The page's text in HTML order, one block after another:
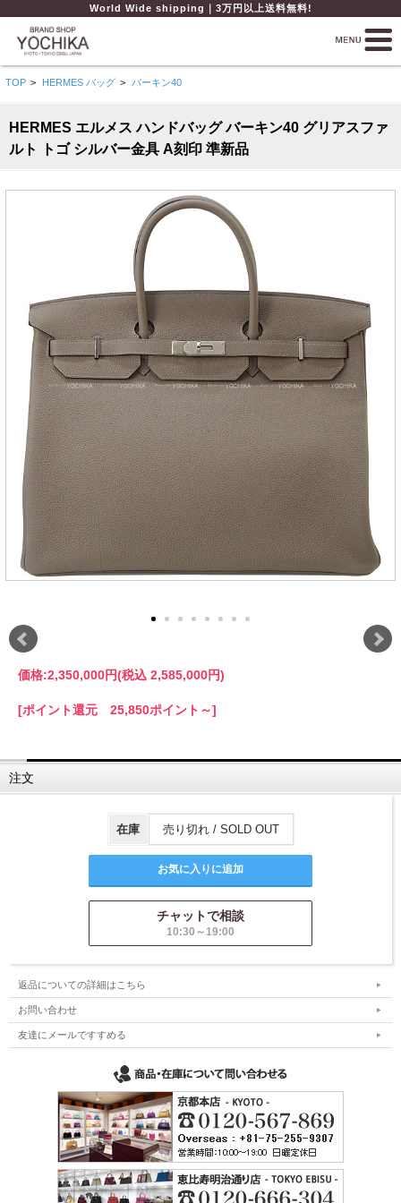
World Wide shipping｜3万円以上送料無料!
TOP > HERMES バッグ > バーキン40
HERMES エルメス ハンドバッグ バーキン40 グリアスファ
ルト トゴ シルバー金具 A刻印 準新品
価格:2,350,000円(税込 2,585,000円)
[ポイント還元 25,850ポイント～]
注文
在庫 売り切れ / SOLD OUT
チャットで相談
10:30～19:00
返品についての詳細はこちら
お問い合わせ
友達にメールですすめる